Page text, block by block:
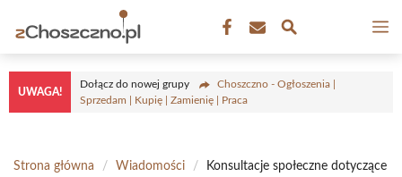
treści
UWAGA!
Dołącz do nowej grupy
Choszczno - Ogłoszenia |
Sprzedam | Kupię | Zamienię | Praca
Strona główna / Wiadomości /
Konsultacje społeczne dotyczące